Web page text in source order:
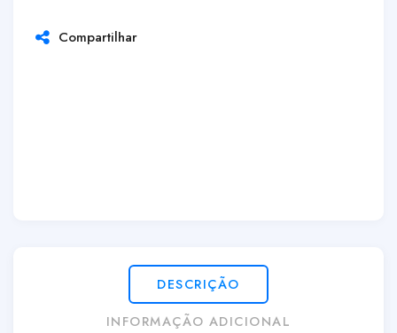
Compartilhar
DESCRIÇÃO
INFORMAÇÃO ADICIONAL